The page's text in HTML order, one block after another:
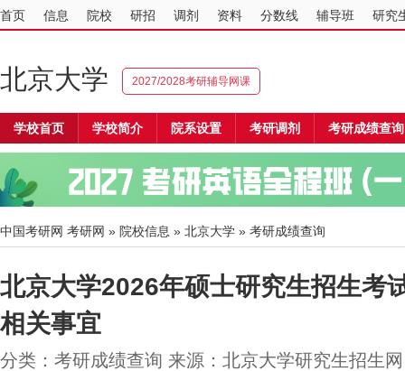
首页 信息 院校 研招 调剂 资料 分数线 辅导班 研究
北京大学 2027/2028考研辅导网课
学校首页 学校简介 院系设置 考研调剂 考研成绩查询
中国考研网 考研网 » 院校信息 » 北京大学 » 考研成绩查询
北京大学2026年硕士研究生招生考
相关事宜
分类：考研成绩查询 来源：北京大学研究生招生